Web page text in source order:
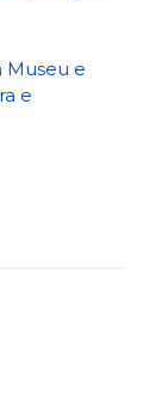
Museu e
e